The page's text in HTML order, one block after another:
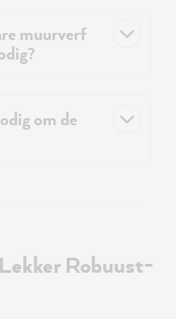
muurverf
om de
Robuust-